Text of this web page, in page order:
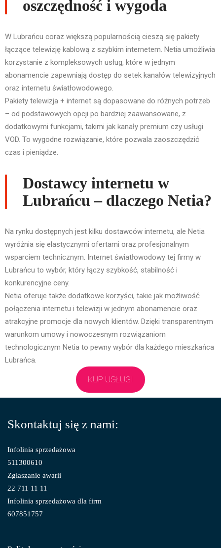
oszczędność i wygoda
W Lubrańcu coraz większą popularnością cieszą się pakiety
łączące telewizję kablową z szybkim internetem. Netia umożliwia
korzystanie z kompleksowych usług, które w jednym
abonamencie zapewniają dostęp do setek kanałów telewizyjnych
oraz internetu światłowodowego.
Pakiety telewizja + internet są dopasowane do różnych potrzeb
– od podstawowych opcji po bardziej zaawansowane, z
dodatkowymi funkcjami, takimi jak kanały premium czy usługi
VOD. To wygodne rozwiązanie, które pozwala zaoszczędzić
czas i pieniądze.
Dostawcy internetu w
Lubrańcu – dlaczego Netia?
Na rynku dostępnych jest kilku dostawców internetu, ale Netia
wyróżnia się elastycznymi ofertami oraz profesjonalnym
wsparciem technicznym. Internet światłowodowy tej firmy w
Lubrańcu to wybór, który łączy szybkość, stabilność i
konkurencyjne ceny.
Netia oferuje także dodatkowe korzyści, takie jak możliwość
połączenia internetu i telewizji w jednym abonamencie oraz
atrakcyjne promocje dla nowych klientów. Dzięki transparentnym
warunkom umowy i nowoczesnym rozwiązaniom
technologicznym Netia to pewny wybór dla każdego mieszkańca
Lubrańca.
KUP USŁUGI
Skontaktuj się z nami:
Infolinia sprzedażowa
511300610
Zgłaszanie awarii
22 711 11 11
Infolinia sprzedażowa dla firm
607851757